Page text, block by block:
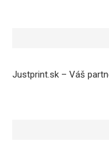
Justprint.sk – Váš